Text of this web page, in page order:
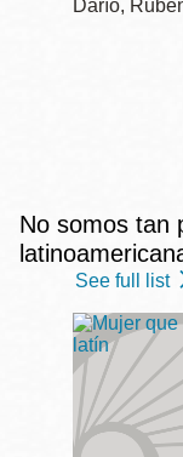
Darío,
No somos tan
See full list